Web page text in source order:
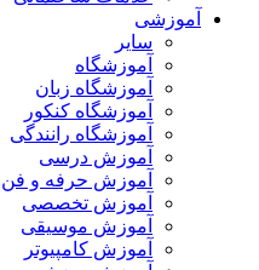
آموزشی
سایر
آموزشگاه
آموزشگاه زبان
آموزشگاه کنکور
آموزشگاه رانندگی
آموزش درسی
آموزش حرفه و فن
آموزش تخصصی
آموزش موسیقی
آموزش کامپیوتر